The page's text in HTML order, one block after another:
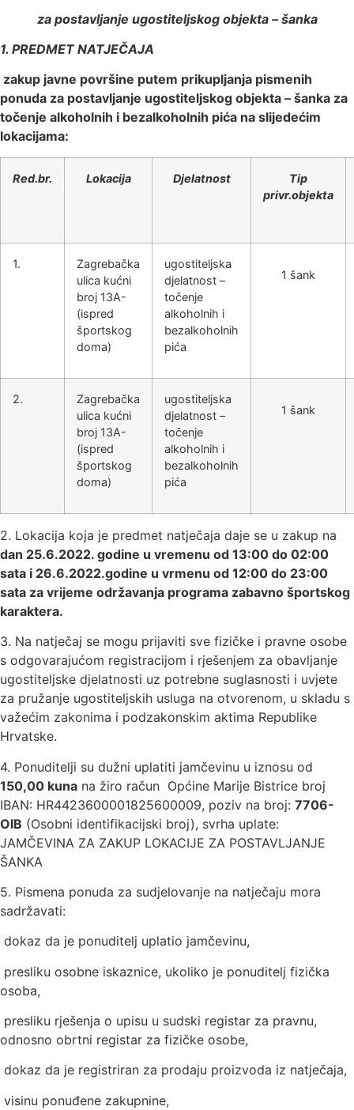
za postavljanje ugostiteljskog objekta – šanka
1. PREDMET NATJEČAJA
­ zakup javne površine putem prikupljanja pismenih
ponuda za postavljanje ugostiteljskog objekta – šanka za
točenje alkoholnih i bezalkoholnih pića na slijedećim
lokacijama:
Red.br. Lokacija Djelatnost
Tip
privr.objekta
1.
Zagrebačka
ulica kućni
broj 13A-
(ispred
športskog
doma)
ugostiteljska
djelatnost –
točenje
alkoholnih i
bezalkoholnih
pića
1 šank
2.
Zagrebačka
ulica kućni
broj 13A-
(ispred
športskog
doma)
ugostiteljska
djelatnost –
točenje
alkoholnih i
bezalkoholnih
pića
1 šank
2. Lokacija koja je predmet natječaja daje se u zakup na
dan 25.6.2022. godine u vremenu od 13:00 do 02:00
sata i 26.6.2022.godine u vrmenu od 12:00 do 23:00
sata za vrijeme održavanja programa zabavno športskog
karaktera.
3. Na natječaj se mogu prijaviti sve fizičke i pravne osobe
s odgovarajućom registracijom i rješenjem za obavljanje
ugostiteljske djelatnosti uz potrebne suglasnosti i uvjete
za pružanje ugostiteljskih usluga na otvorenom, u skladu s
važećim zakonima i podzakonskim aktima Republike
Hrvatske.
4. Ponuditelji su dužni uplatiti jamčevinu u iznosu od
150,00 kuna na žiro račun ­ Općine Marije Bistrice broj
IBAN: HR4423600001825600009, poziv na broj: 7706-
OIB (Osobni identifikacijski broj), svrha uplate:
JAMČEVINA ZA ZAKUP LOKACIJE ZA POSTAVLJANJE
ŠANKA
5. Pismena ponuda za sudjelovanje na natječaju mora
sadržavati:
­ dokaz da je ponuditelj uplatio jamčevinu,
­ presliku osobne iskaznice, ukoliko je ponuditelj fizička
osoba,
­ presliku rješenja o upisu u sudski registar za pravnu,
odnosno obrtni registar za fizičke osobe,
­ dokaz da je registriran za prodaju proizvoda iz natječaja,
­ visinu ponuđene zakupnine,